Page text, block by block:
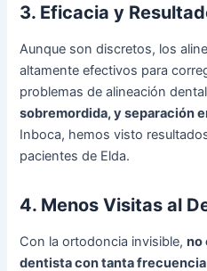
3. Eficacia y
Aunque son discretos, los
altamente efectivos para
problemas de alineación
sobremordida, y separación
Inboca, hemos visto
pacientes de Elda.
4. Menos Visitas al
Con la ortodoncia invisible,no
dentista con tanta frecuencia